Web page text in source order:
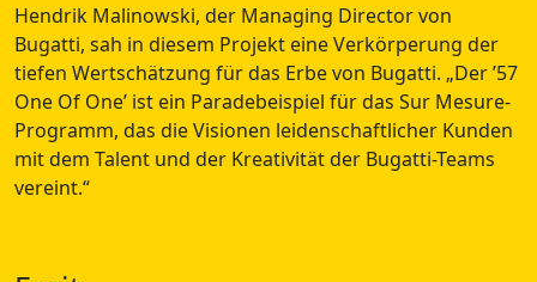
Hendrik Malinowski, der Managing Director von
Bugatti, sah in diesem Projekt eine Verkörperung der
tiefen Wertschätzung für das Erbe von Bugatti. Der ’57
One Of One’ ist ein Paradebeispiel für das Sur Mesure-
Programm, das die Visionen leidenschaftlicher Kunden
mit dem Talent und der Kreativität der Bugatti-Teams
vereint.